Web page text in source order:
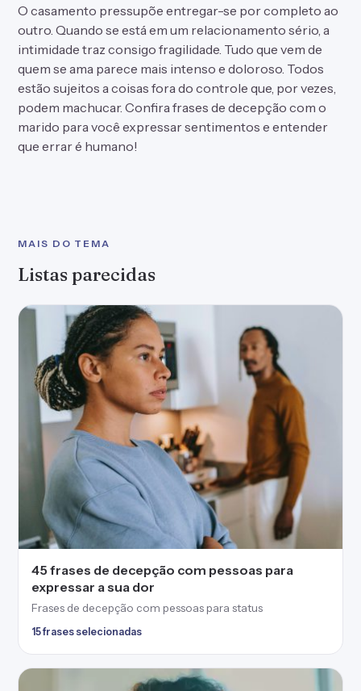
O casamento pressupõe entregar-se por completo ao
outro. Quando se está em um relacionamento sério, a
intimidade traz consigo fragilidade. Tudo que vem de
quem se ama parece mais intenso e doloroso. Todos
estão sujeitos a coisas fora do controle que, por vezes,
podem machucar. Confira frases de decepção com o
marido para você expressar sentimentos e entender
que errar é humano!
MAIS DO TEMA
Listas parecidas
45 frases de decepção com pessoas para
expressar a sua dor
Frases de decepção com pessoas para status
15 frases selecionadas